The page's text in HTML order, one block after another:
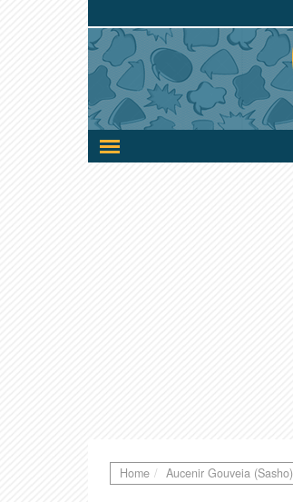
Ativar/desativar
a
Home Aucenir Gouveia (Sasho)